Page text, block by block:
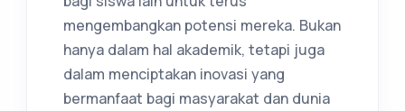
mengembangkan potensi mereka. Bukan
hanya dalam hal akademik, tetapi juga
dalam menciptakan inovasi yang
bermanfaat bagi masyarakat dan dunia